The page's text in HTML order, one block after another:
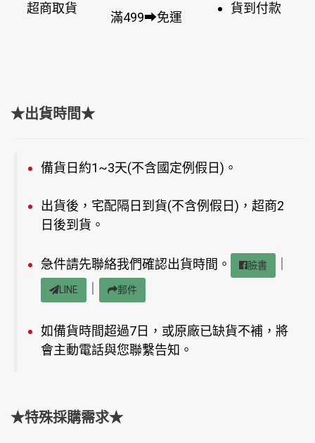
超商取貨
滿499➡免運
貨到付款
★出貨時間★
備貨日約1~3天(不含國定例假日)。
出貨後，宅配隔日到貨(不含例假日)，超商2
日後到貨。
急件請先聯絡我們確認出貨時間。 臉書
LINE 郵件
如備貨時間超過7日，或原廠已缺貨不補，將
會主動電話與您聯繫告知。
★特殊採購需求★